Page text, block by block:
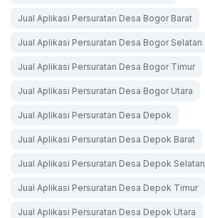
Jual Aplikasi Persuratan Desa Bogor Barat
Jual Aplikasi Persuratan Desa Bogor Selatan
Jual Aplikasi Persuratan Desa Bogor Timur
Jual Aplikasi Persuratan Desa Bogor Utara
Jual Aplikasi Persuratan Desa Depok
Jual Aplikasi Persuratan Desa Depok Barat
Jual Aplikasi Persuratan Desa Depok Selatan
Jual Aplikasi Persuratan Desa Depok Timur
Jual Aplikasi Persuratan Desa Depok Utara